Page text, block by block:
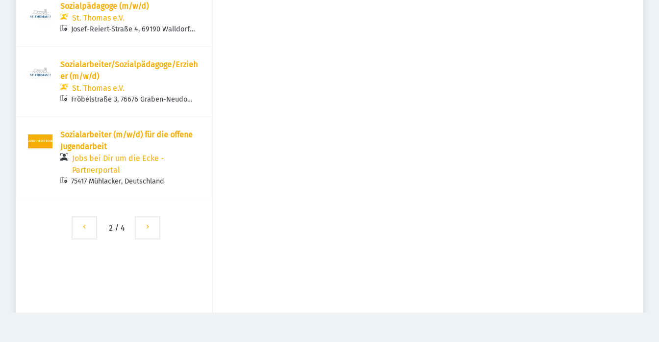
Sozialpädagoge (m/w/d)
St. Thomas e.V.
Josef-Reiert-Straße 4, 69190 Walldorf,
Sozialarbeiter/Sozialpädagoge/Erzieh
er (m/w/d)
St. Thomas e.V.
Fröbelstraße 3, 76676 Graben-Neudorf,
Sozialarbeiter (m/w/d) für die offene
Jugendarbeit
Jobs bei Dir um die Ecke -
Partnerportal
75417 Mühlacker, Deutschland
2 / 4